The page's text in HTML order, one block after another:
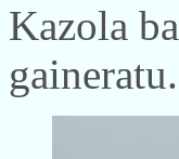
Kazola